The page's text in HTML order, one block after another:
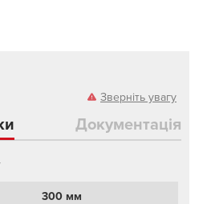
Зверніть увагу
Документація
300 мм